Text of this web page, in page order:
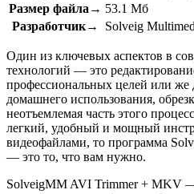
Размер файла→ 53.1 Мб
Разработчик→
Solveig
Один из ключевых аспектов в
технологий — это
профессиональных целей или же
домашнего использования,
неотъемлемая часть этого
легкий, удобный и мощный
видеофайлами, то программа
— это то, что вам нужно.
SolveigMM AVI Trimmer + MKV —